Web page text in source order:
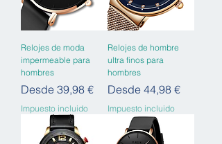
Relojes de moda
impermeable para
hombres
Desde 39,98 €
Precio de oferta
Impuesto incluido
Relojes de hombre
ultra finos para
hombres
Desde 44,98 €
Precio de oferta
Impuesto incluido